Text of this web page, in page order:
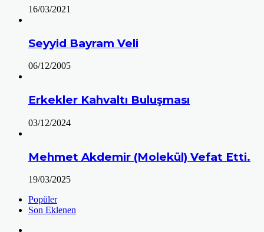
16/03/2021
Seyyid Bayram Veli
06/12/2005
Erkekler Kahvaltı Buluşması
03/12/2024
Mehmet Akdemir (Molekül) Vefat Etti.
19/03/2025
Popüler
Son Eklenen